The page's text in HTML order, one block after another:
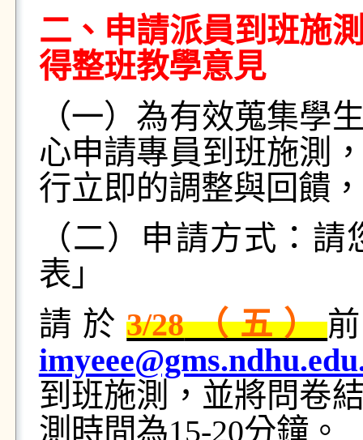
二、申請派員到班施
得整班教學意見
（一）為有效蒐集學
心申請專員到班施測
行立即的調整與回饋
（二）申請方式：
表」
請於3/28（五）
imyeee
到班施測，並將問卷
測時間為15-20分鐘。